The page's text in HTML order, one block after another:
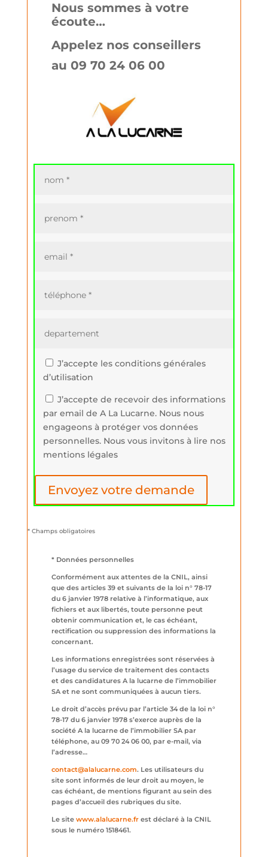
Nous sommes à votre
écoute…
Appelez nos conseillers
au 09 70 24 06 00
J’accepte les conditions générales
d’utilisation
J’accepte de recevoir des informations
par email de A La Lucarne. Nous nous
engageons à protéger vos données
personnelles. Nous vous invitons à lire nos
mentions légales
* Champs obligatoires
* Données personnelles
Conformément aux attentes de la CNIL, ainsi
que des articles 39 et suivants de la loi n° 78-17
du 6 janvier 1978 relative à l’informatique, aux
fichiers et aux libertés, toute personne peut
obtenir communication et, le cas échéant,
rectification ou suppression des informations la
concernant.
Les informations enregistrées sont réservées à
l’usage du service de traitement des contacts
et des candidatures A la lucarne de l’immobilier
SA et ne sont communiquées à aucun tiers.
Le droit d’accès prévu par l’article 34 de la loi n°
78-17 du 6 janvier 1978 s’exerce auprès de la
société A la lucarne de l’immobilier SA par
téléphone, au 09 70 24 06 00, par e-mail, via
l’adresse…
contact@alalucarne.com. Les utilisateurs du
site sont informés de leur droit au moyen, le
cas échéant, de mentions figurant au sein des
pages d’accueil des rubriques du site.
Le site www.alalucarne.frest déclaré à la CNIL
sous le numéro 1518461.